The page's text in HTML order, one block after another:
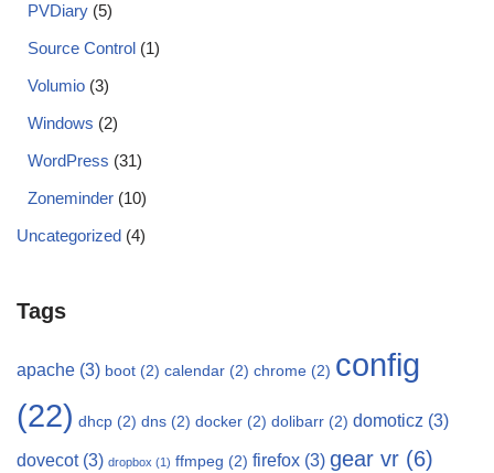
PVDiary (5)
Source Control (1)
Volumio (3)
Windows (2)
WordPress (31)
Zoneminder (10)
Uncategorized (4)
Tags
apache (3) boot (2) calendar (2) chrome (2) config
(22) dhcp (2) dns (2) docker (2) dolibarr (2) domoticz (3)
dovecot(3) dropbox (1) ffmpeg (2) firefox (3) gear vr (6)